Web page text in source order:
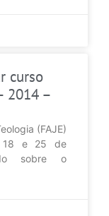
curso
2014 –
(FAJE)
18 e 25 de
sobre o